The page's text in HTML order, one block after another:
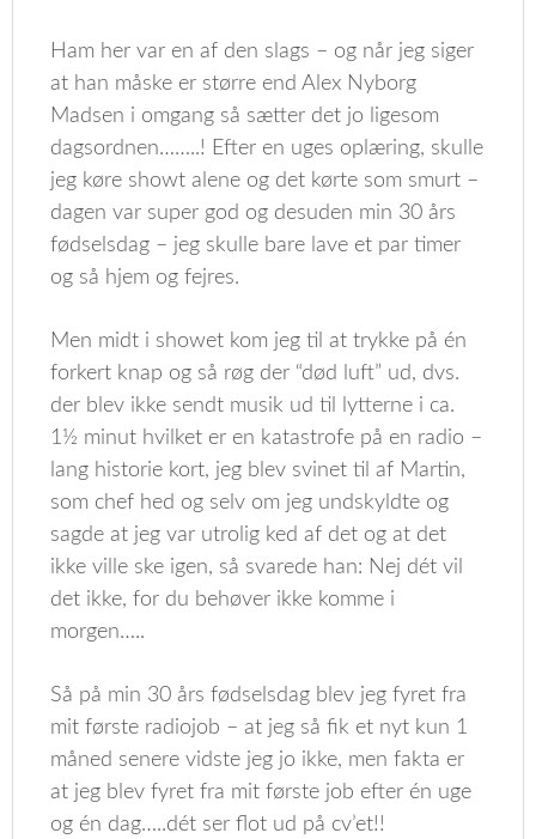
Ham her var en af den slags – og når jeg siger
at han måske er større end Alex Nyborg
Madsen i omgang så sætter det jo ligesom
dagsordnen……..! Efter en uges oplæring, skulle
jeg køre showt alene og det kørte som smurt –
dagen var super god og desuden min 30 års
fødselsdag – jeg skulle bare lave et par timer
og så hjem og fejres.
Men midt i showet kom jeg til at trykke på én
forkert knap og så røg der “død luft” ud, dvs.
der blev ikke sendt musik ud til lytterne i ca.
1½ minut hvilket er en katastrofe på en radio –
lang historie kort, jeg blev svinet til af Martin,
som chef hed og selv om jeg undskyldte og
sagde at jeg var utrolig ked af det og at det
ikke ville ske igen, så svarede han: Nej dét vil
det ikke, for du behøver ikke komme i
morgen…..
Så på min 30 års fødselsdag blev jeg fyret fra
mit første radiojob – at jeg så fik et nyt kun 1
måned senere vidste jeg jo ikke, men fakta er
at jeg blev fyret fra mit første job efter én uge
og én dag…..dét ser flot ud på cv’et!!